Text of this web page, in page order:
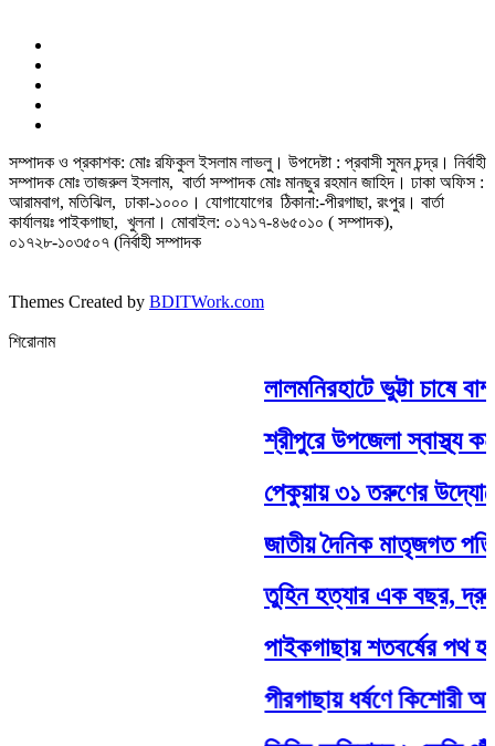
সম্পাদক ও প্রকাশক: মোঃ রফিকুল ইসলাম লাভলু। উপদেষ্টা : প্রবাসী সুমন চন্দ্র। নির্বাহী
সম্পাদক মোঃ তাজরুল‌‌ ইসলাম, বার্তা সম্পাদক মোঃ মানছুর রহমান জাহিদ। ঢাকা অফিস :
আরামবাগ, মতিঝিল, ঢাকা-১০০০। যোগাযোগের ঠিকানা:-পীরগাছা‌, রংপুর। বার্তা
কার্যালয়ঃ পাইকগাছা, খুলনা। মোবাইল: ০১৭১৭-৪৬৫০১০ ( সম্পাদক),
০১৭২৮-১০৩৫০৭ (নির্বাহী সম্পাদক
Themes Created by BDITWork.com
শিরোনাম
লালমনিরহাটে ভুট্টা চাষে
শ্রীপুরে উপজেলা স্বাস্থ্য
পেকুয়ায় ৩১ তরুণের
জাতীয় দৈনিক মাতৃজগত
তুহিন হত্যার এক বছর, দ্রুত
পাইকগাছায় শতবর্ষের পথ
পীরগাছায় ধর্ষণে কিশোরী